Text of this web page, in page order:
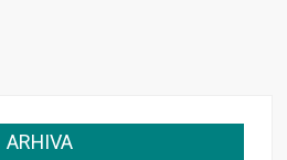
ARHIVA